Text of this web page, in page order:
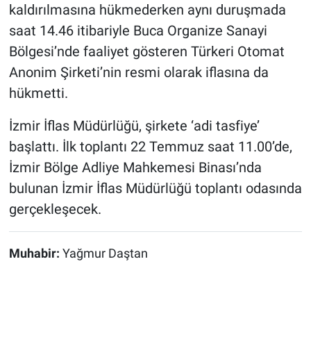
kaldırılmasına hükmederken aynı duruşmada
saat 14.46 itibariyle Buca Organize Sanayi
Bölgesi’nde faaliyet gösteren Türkeri Otomat
Anonim Şirketi’nin resmi olarak iflasına da
hükmetti.
İzmir İflas Müdürlüğü, şirkete ‘adi tasfiye’
başlattı. İlk toplantı 22 Temmuz saat 11.00’de,
İzmir Bölge Adliye Mahkemesi Binası’nda
bulunan İzmir İflas Müdürlüğü toplantı odasında
gerçekleşecek.
Muhabir: Yağmur Daştan